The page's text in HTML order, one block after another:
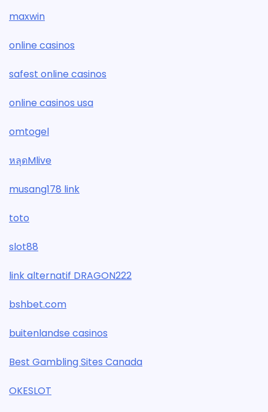
maxwin
online casinos
safest online casinos
online casinos usa
omtogel
หลุดMlive
musang178 link
toto
slot88
link alternatif DRAGON222
bshbet.com
buitenlandse casinos
Best Gambling Sites Canada
OKESLOT